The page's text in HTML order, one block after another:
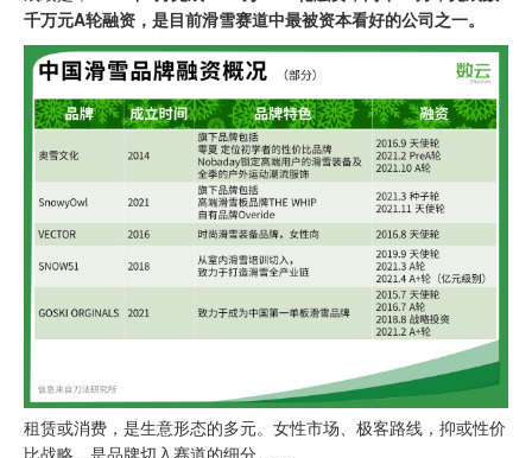
千万元A轮融资，是目前滑雪赛道中最被资本看好的公司之一。
租赁或消费，是生意形态的多元。女性市场、极客路线，抑或性价